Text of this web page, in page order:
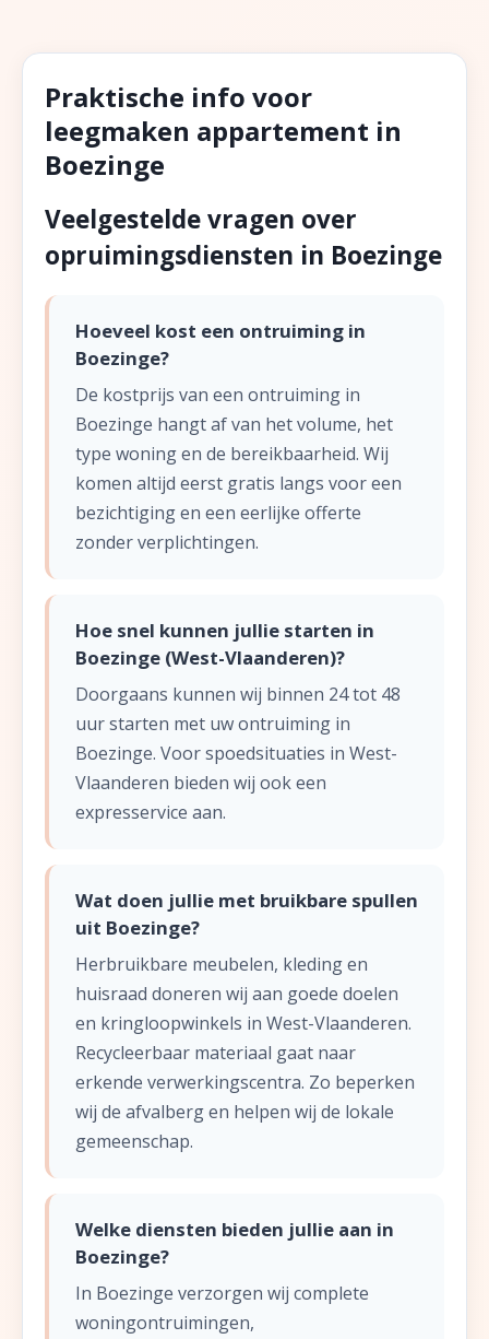
Praktische info voor
leegmaken appartement in
Boezinge
Veelgestelde vragen over
opruimingsdiensten in Boezinge
Hoeveel kost een ontruiming in
Boezinge?
De kostprijs van een ontruiming in
Boezinge hangt af van het volume, het
type woning en de bereikbaarheid. Wij
komen altijd eerst gratis langs voor een
bezichtiging en een eerlijke offerte
zonder verplichtingen.
Hoe snel kunnen jullie starten in
Boezinge (West-Vlaanderen)?
Doorgaans kunnen wij binnen 24 tot 48
uur starten met uw ontruiming in
Boezinge. Voor spoedsituaties in West-
Vlaanderen bieden wij ook een
expresservice aan.
Wat doen jullie met bruikbare spullen
uit Boezinge?
Herbruikbare meubelen, kleding en
huisraad doneren wij aan goede doelen
en kringloopwinkels in West-Vlaanderen.
Recycleerbaar materiaal gaat naar
erkende verwerkingscentra. Zo beperken
wij de afvalberg en helpen wij de lokale
gemeenschap.
Welke diensten bieden jullie aan in
Boezinge?
In Boezinge verzorgen wij complete
woningontruimingen,